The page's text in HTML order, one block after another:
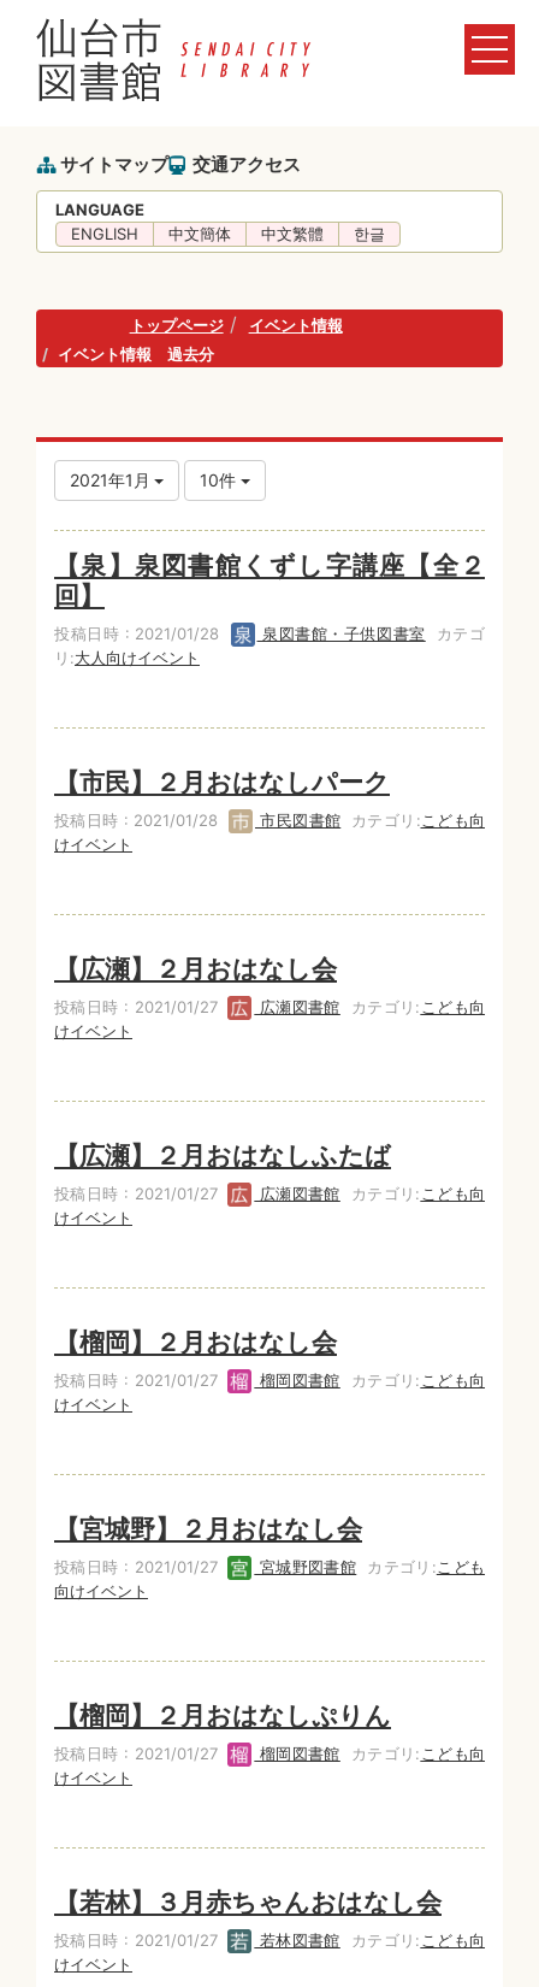
サイトマップ 交通アクセス
LANGUAGE
ENGLISH
中文簡体 中文繁體 한글
トップページ
イベント情報
イベント情報 過去分
2021年1月 10件
【泉】泉図書館くずし字講座【全２
回】
投稿日時 : 2021/01/28 泉図書館・子供図書室
カテゴ
リ:大人向けイベント
【市民】２月おはなしパーク
投稿日時 : 2021/01/28 市民図書館 カテゴリ: こども向
けイベント
【広瀬】２月おはなし会
投稿日時 : 2021/01/27 広瀬図書館 カテゴリ: こども向
けイベント
【広瀬】２月おはなしふたば
投稿日時 : 2021/01/27 広瀬図書館 カテゴリ: こども向
けイベント
【榴岡】２月おはなし会
投稿日時 : 2021/01/27 榴岡図書館 カテゴリ: こども向
けイベント
【宮城野】２月おはなし会
投稿日時 : 2021/01/27 宮城野図書館 カテゴリ: こども
向けイベント
【榴岡】２月おはなしぷりん
投稿日時 : 2021/01/27 榴岡図書館 カテゴリ: こども向
けイベント
【若林】３月赤ちゃんおはなし会
投稿日時 : 2021/01/27 若林図書館 カテゴリ: こども向
けイベント